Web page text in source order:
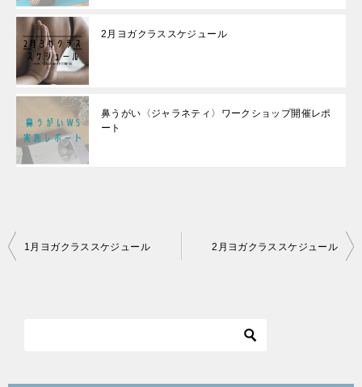
2月ヨガクラススケジュール
鼻うがい〈ジャラネティ〉ワークショップ開催レポ
ート
投
1月ヨガクラススケジュール 2月ヨガクラススケジュール